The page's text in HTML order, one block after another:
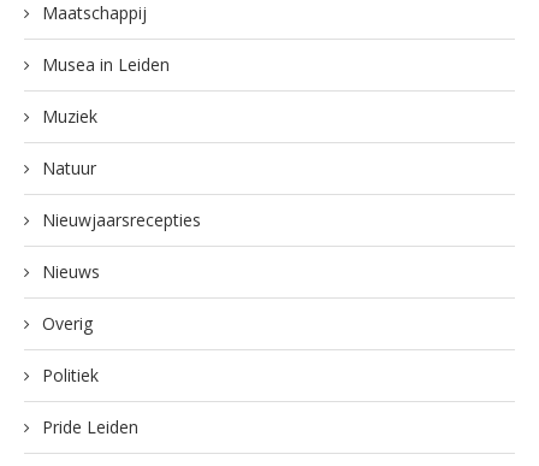
Maatschappij
Musea in Leiden
Muziek
Natuur
Nieuwjaarsrecepties
Nieuws
Overig
Politiek
Pride Leiden